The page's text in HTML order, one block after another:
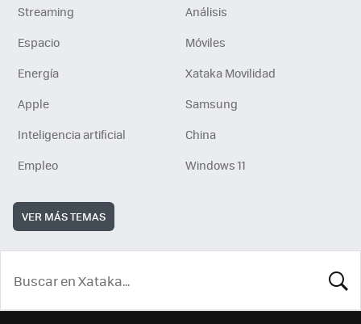
Streaming
Análisis
Espacio
Móviles
Energía
Xataka Movilidad
Apple
Samsung
Inteligencia artificial
China
Empleo
Windows 11
VER MÁS TEMAS